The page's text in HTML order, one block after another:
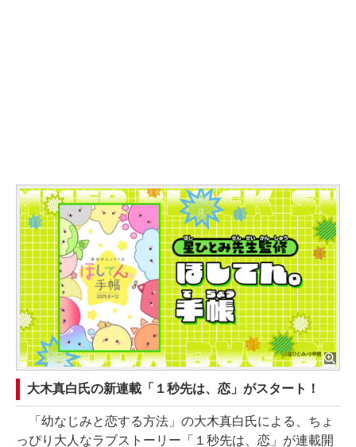
大木真白氏の新連載「１秒先は、恋」がスタート！
「幼なじみと恋する方法」の大木真白氏による、ちょ
っぴり大人なラブストーリー「１秒先は、恋」が連載開